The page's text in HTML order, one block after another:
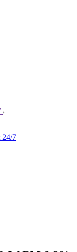
24/7